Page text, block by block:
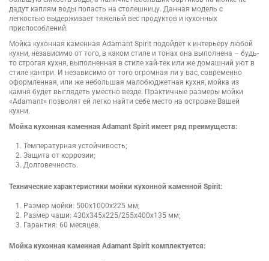
дадут каплям воды попасть на столешницу. Данная модель с
легкостью выдерживает тяжелый вес продуктов и кухонных
приспособлений.
Мойка кухонная каменная Adamant Spirit подойдёт к интерьеру любой
кухни, независимо от того, в каком стиле и тонах она выполнена – будь-
то строгая кухня, выполненная в стиле хай-тек или же домашний уют в
стиле кантри. И независимо от того огромная ли у вас, современно
оформленная, или же небольшая малобюджетная кухня, мойка из
камня будет выглядеть уместно везде. Практичные размеры мойки
«Adamant» позволят ей легко найти себе место на островке Вашей
кухни.
Мойка кухонная каменная Adamant Spirit имеет ряд преимуществ:
Температурная устойчивость;
Защита от коррозии;
Долговечность.
Технические характеристики мойки кухонной каменной Spirit:
Размер мойки: 500х1000х225 мм;
Размер чаши: 430х345х225/255х400х135 мм;
Гарантия: 60 месяцев.
Мойка кухонная каменная Adamant Spirit комплектуется: